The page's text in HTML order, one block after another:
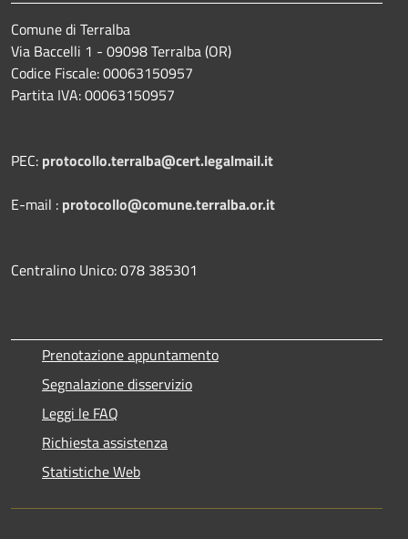
Comune di Terralba
Via Baccelli 1 - 09098 Terralba (OR)
Codice Fiscale: 00063150957
Partita IVA: 00063150957
PEC: protocollo.terralba@cert.legalmail.it
E-mail : protocollo@comune.terralba.or.it
Centralino Unico: 078 385301
Prenotazione appuntamento
Segnalazione disservizio
Leggi le FAQ
Richiesta assistenza
Statistiche Web